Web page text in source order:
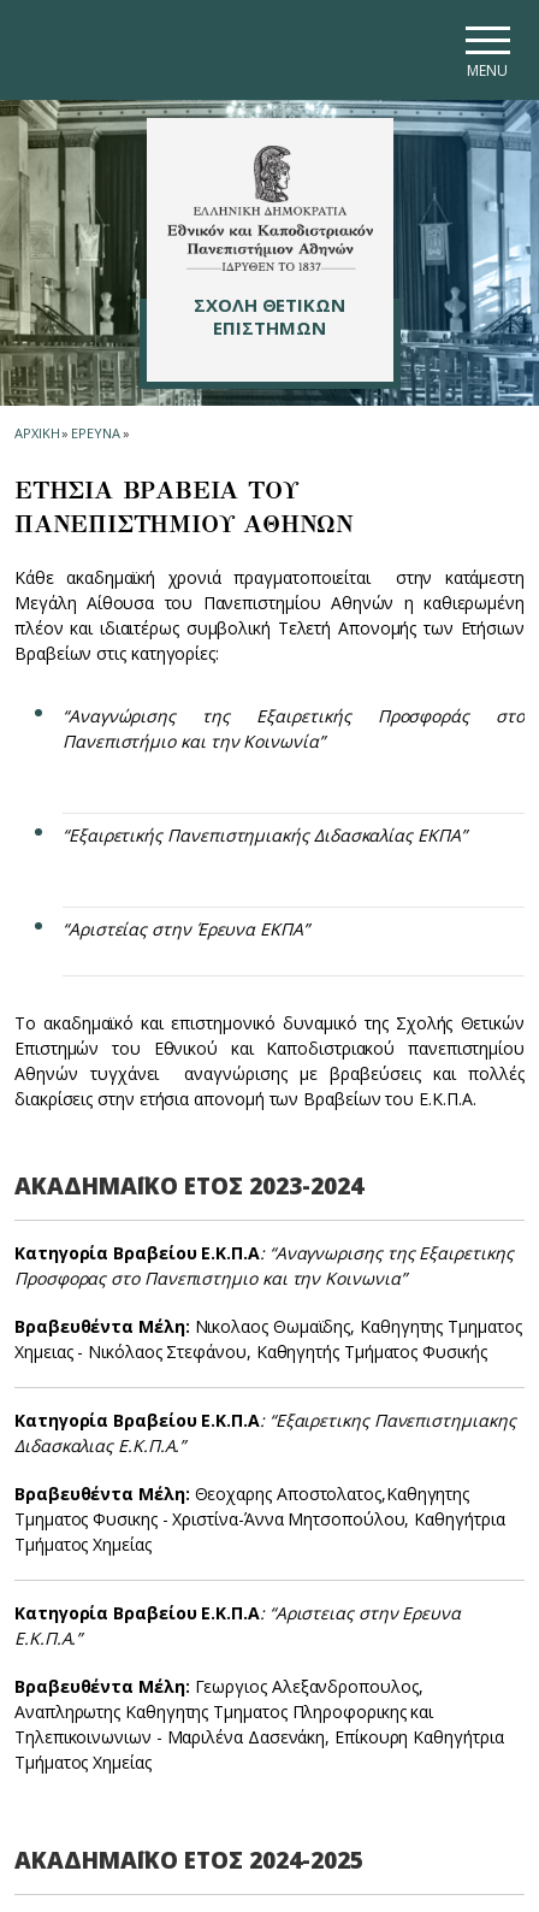
MENU
ΣΧΟΛΗ ΘΕΤΙΚΩΝ
ΕΠΙΣΤΗΜΩΝ
ΑΡΧΙΚΗ» ΕΡΕΥΝΑ»
ΕΤΗΣΙΑ ΒΡΑΒΕΙΑ ΤΟΥ
ΠΑΝΕΠΙΣΤΗΜΙΟΥ ΑΘΗΝΩΝ
Κάθε ακαδημαϊκή χρονιά πραγματοποιείται στην κατάμεστη
Μεγάλη Αίθουσα του Πανεπιστημίου Αθηνών η καθιερωμένη
πλέον και ιδιαιτέρως συμβολική Τελετή Απονομής των Ετήσιων
Βραβείων στις κατηγορίες:
“Αναγνώρισης της Εξαιρετικής Προσφοράς στο
Πανεπιστήμιο και την Κοινωνία”
“Εξαιρετικής Πανεπιστημιακής Διδασκαλίας ΕΚΠΑ”
“Αριστείας στην Έρευνα ΕΚΠΑ”
Το ακαδημαϊκό και επιστημονικό δυναμικό της Σχολής Θετικών
Επιστημών του Εθνικού και Καποδιστριακού πανεπιστημίου
Αθηνών τυγχάνει αναγνώρισης με βραβεύσεις και πολλές
διακρίσεις στην ετήσια απονομή των Βραβείων του Ε.Κ.Π.Α.
ΑΚΑΔΗΜΑΪΚΟ ΕΤΟΣ 2023-2024
Κατηγορία Βραβείου Ε.Κ.Π.Α: “Αναγνωρισης της Εξαιρετικης
Προσφορας στο Πανεπιστημιο και την Κοινωνια”
Βραβευθέντα Μέλη: Νικολαος Θωμαϊδης, Καθηγητης Τμηματος
Χημειας - Νικόλαος Στεφάνου, Καθηγητής Τμήματος Φυσικής
Κατηγορία Βραβείου Ε.Κ.Π.Α: “Εξαιρετικης Πανεπιστημιακης
Διδασκαλιας Ε.Κ.Π.Α.”
Βραβευθέντα Μέλη: Θεοχαρης Αποστολατος,Καθηγητης
Τμηματος Φυσικης - Χριστίνα-Άννα Μητσοπούλου, Καθηγήτρια
Τμήματος Χημείας
Κατηγορία Βραβείου Ε.Κ.Π.Α: “Αριστειας στην Ερευνα
Ε.Κ.Π.Α.”
Βραβευθέντα Μέλη: Γεωργιος Αλεξανδροπουλος,
Αναπληρωτης Καθηγητης Τμηματος Πληροφορικης και
Τηλεπικοινωνιων - Μαριλένα Δασενάκη, Επίκουρη Καθηγήτρια
Τμήματος Χημείας
ΑΚΑΔΗΜΑΪΚΟ ΕΤΟΣ 2024-2025